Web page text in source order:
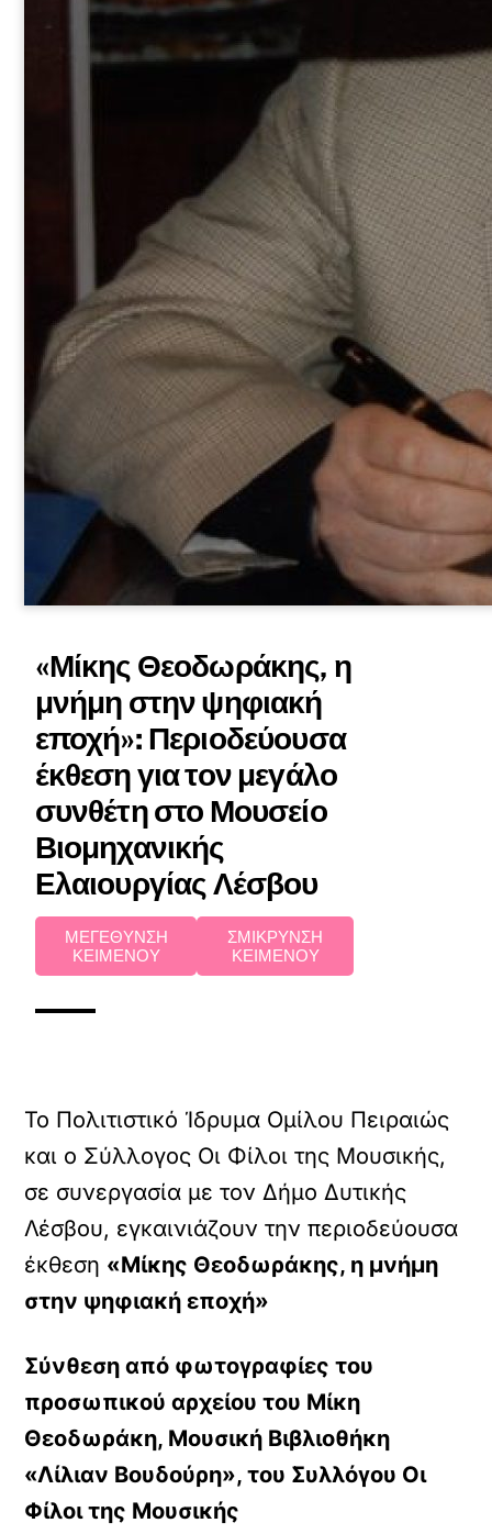
«Μίκης Θεοδωράκης, η
μνήμη στην ψηφιακή
εποχή»: Περιοδεύουσα
έκθεση για τον μεγάλο
συνθέτη στο Μουσείο
Βιομηχανικής
Ελαιουργίας Λέσβου
ΜΕΓΕΘΥΝΣΗ
ΚΕΙΜΕΝΟΥ
ΣΜΙΚΡΥΝΣΗ
ΚΕΙΜΕΝΟΥ
Το Πολιτιστικό Ίδρυμα Ομίλου Πειραιώς
και ο Σύλλογος Οι Φίλοι της Μουσικής,
σε συνεργασία με τον Δήμο Δυτικής
Λέσβου, εγκαινιάζουν την περιοδεύουσα
έκθεση «Μίκης Θεοδωράκης, η μνήμη
στην ψηφιακή εποχή»
Σύνθεση από φωτογραφίες του
προσωπικού αρχείου του Μίκη
Θεοδωράκη, Μουσική Βιβλιοθήκη
«Λίλιαν Βουδούρη», του Συλλόγου Οι
Φίλοι της Μουσικής